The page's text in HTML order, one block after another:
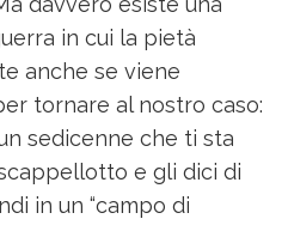
in cui la pietà
anche se viene
tornare al nostro caso:
sedicenne che ti sta
e gli dici di
in un “campo di